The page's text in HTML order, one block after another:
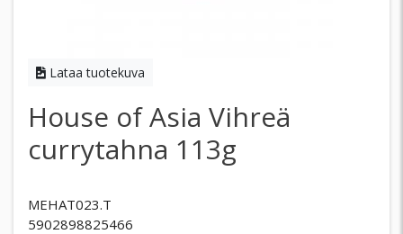
Lataa tuotekuva
House of Asia Vihreä
currytahna 113g
MEHAT023.T
5902898825466